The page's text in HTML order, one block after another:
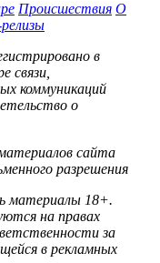
Происшествия О
в
связи,
коммуникаций
о
сайта
разрешения
материалы 18+.
на правах
за
в рекламных